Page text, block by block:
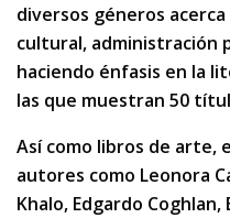
diversos géneros
cultural, administración
haciendo énfasis en la
las que muestran 50
Así como libros de arte,
autores como Leonora
Khalo, Edgardo